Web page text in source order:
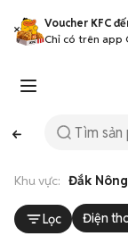
Voucher KFC
Chỉ có trên app
Khu vực: Đắk Nông
Lọc Điện